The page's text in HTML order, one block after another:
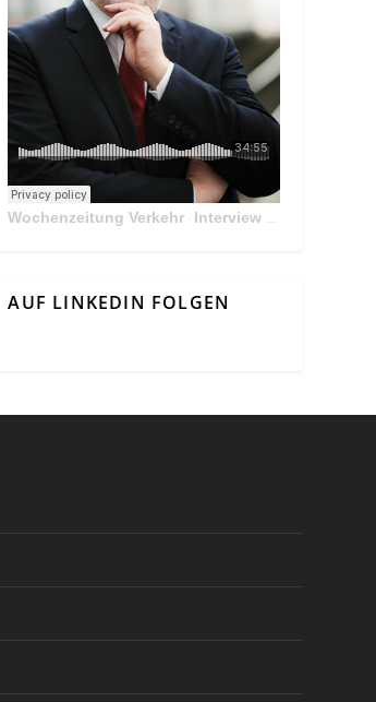
Wochenzeitung Verkehr · Interview Mit Andreas Matthä, CEO der ÖBB Holding
AUF LINKEDIN FOLGEN